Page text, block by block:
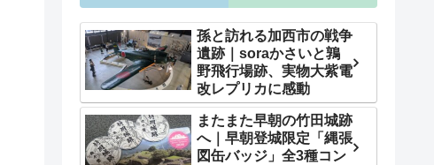
孫と訪れる加西市の戦争
遺跡｜soraかさいと鶉
野飛行場跡、実物大紫電
改レプリカに感動
またまた早朝の竹田城跡
へ｜早朝登城限定「縄張
図缶バッジ」全3種コン